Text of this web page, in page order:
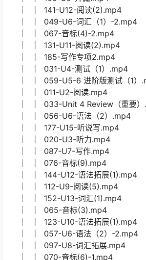
│ │ 054-U6-听说写（1）.mp4
│ │ 037-U5-语法（1）-2.mp4
│ │ 091-U8-词汇(1).mp4
│ │ 111-U9-阅读(4).mp4
│ │ 096-U8-语法.mp4
│ │ 150-U11-12进阶测试(2).mp4
│ │ 046-U5-语法拓展（2）-
│ │ 158-U13-语法拓展(2).mp4
│ │ 107-U9-词汇(2).mp4
│ │ 103-U8-进阶测试(1).mp4
│ │ 073-音标(7)-2.mp4
│ │ 105-U9-开篇.mp4
│ │ 141-U12-阅读(2).mp4
│ │ 049-U6-词汇（1）-2.mp4
│ │ 067-音标(4)-2.mp4
│ │ 131-U11-阅读(2).mp4
│ │ 185-写作专项2.mp4
│ │ 031-U4-测试（1）.mp4
│ │ 059-U5-6 进阶版测试（1）
│ │ 011-U2-阅读.mp4
│ │ 033-Unit 4 Review（重要）
│ │ 056-U6-语法（2）.mp4